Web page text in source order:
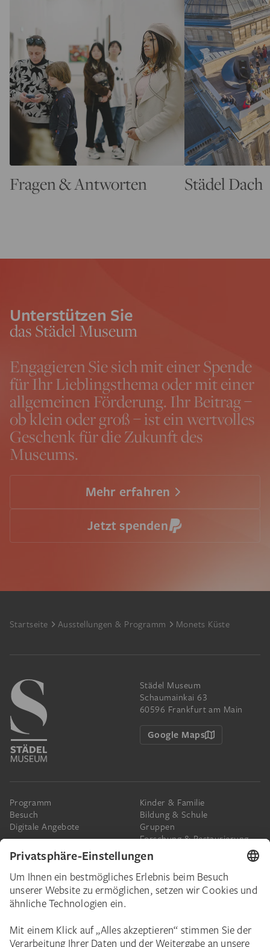
Fragen & Antworten Städel Dach
Unterstützen Sie
das Städel Museum
Engagieren Sie sich mit einer Spende
für Ihr Lieblingsthema oder mit einer
allgemeinen Förderung. Ihr Beitrag –
ob klein oder groß – ist ein wertvolles
Geschenk für die Zukunft des
Museums.
Mehr erfahren
Jetzt spenden
Footer
Startseite Ausstellungen & Programm Monets Küste
Städel Museum
Schaumainkai 63
60596 Frankfurt am Main
Google Maps
Programm
Besuch
Digitale Angebote
Kinder & Familie
Bildung & Schule
Gruppen
Forschung & Restaurierung
Presse
Das Städel
Spenden
Schenkungen & Nachlass
Städel Stories
Newsletter